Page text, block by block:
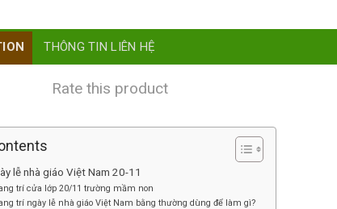
THÔNG TIN LIÊN HỆ
Rate this product
lễ nhà giáo Việt Nam 20-11
trí cửa lớp 20/11 trường mầm non
trí ngày lễ nhà giáo Việt Nam bằng thường dùng để làm gì?